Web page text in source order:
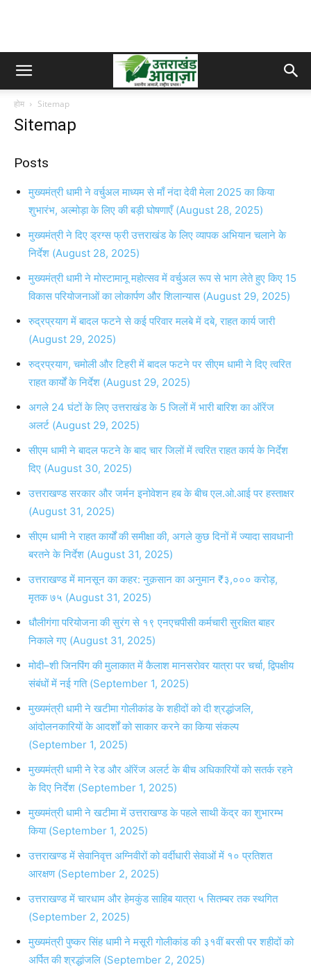
होम Sitemap
Sitemap
Posts
मुख्यमंत्री धामी ने वर्चुअल माध्यम से माँ नंदा देवी मेला 2025 का किया
शुभारंभ, अल्मोड़ा के लिए की बड़ी घोषणाएँ (August 28, 2025)
मुख्यमंत्री ने दिए ड्रग्स फ्री उत्तराखंड के लिए व्यापक अभियान चलाने के
निर्देश (August 28, 2025)
मुख्यमंत्री धामी ने मोस्टामानू महोत्सव में वर्चुअल रूप से भाग लेते हुए किए 15
विकास परियोजनाओं का लोकार्पण और शिलान्यास (August 29, 2025)
रुद्रप्रयाग में बादल फटने से कई परिवार मलबे में दबे, राहत कार्य जारी
(August 29, 2025)
रुद्रप्रयाग, चमोली और टिहरी में बादल फटने पर सीएम धामी ने दिए त्वरित
राहत कार्यों के निर्देश (August 29, 2025)
अगले 24 घंटों के लिए उत्तराखंड के 5 जिलों में भारी बारिश का ऑरेंज
अलर्ट (August 29, 2025)
सीएम धामी ने बादल फटने के बाद चार जिलों में त्वरित राहत कार्य के निर्देश
दिए (August 30, 2025)
उत्तराखण्ड सरकार और जर्मन इनोवेशन हब के बीच एल.ओ.आई पर हस्ताक्षर
(August 31, 2025)
सीएम धामी ने राहत कार्यों की समीक्षा की, अगले कुछ दिनों में ज्यादा सावधानी
बरतने के निर्देश (August 31, 2025)
उत्तराखण्ड में मानसून का कहर: नुक़सान का अनुमान ₹३,००० करोड़,
मृतक ७५ (August 31, 2025)
धौलीगंगा परियोजना की सुरंग से १९ एनएचपीसी कर्मचारी सुरक्षित बाहर
निकाले गए (August 31, 2025)
मोदी–शी जिनपिंग की मुलाकात में कैलाश मानसरोवर यात्रा पर चर्चा, द्विपक्षीय
संबंधों में नई गति (September 1, 2025)
मुख्यमंत्री धामी ने खटीमा गोलीकांड के शहीदों को दी श्रद्धांजलि,
आंदोलनकारियों के आदर्शों को साकार करने का किया संकल्प
(September 1, 2025)
मुख्यमंत्री धामी ने रेड और ऑरेंज अलर्ट के बीच अधिकारियों को सतर्क रहने
के दिए निर्देश (September 1, 2025)
मुख्यमंत्री धामी ने खटीमा में उत्तराखण्ड के पहले साथी केंद्र का शुभारम्भ
किया (September 1, 2025)
उत्तराखण्ड में सेवानिवृत्त अग्निवीरों को वर्दीधारी सेवाओं में १० प्रतिशत
आरक्षण (September 2, 2025)
उत्तराखण्ड में चारधाम और हेमकुंड साहिब यात्रा ५ सितम्बर तक स्थगित
(September 2, 2025)
मुख्यमंत्री पुष्कर सिंह धामी ने मसूरी गोलीकांड की ३१वीं बरसी पर शहीदों को
अर्पित की श्रद्धांजलि (September 2, 2025)